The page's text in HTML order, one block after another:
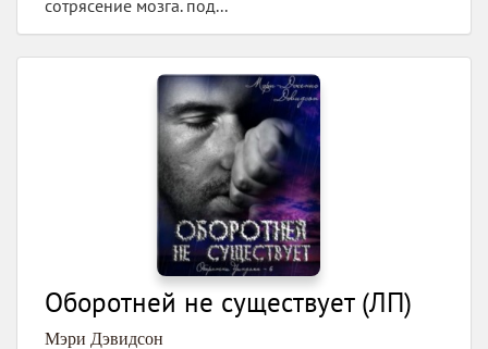
сотрясение мозга. под...
Оборотней не существует (ЛП)
Мэри Дэвидсон